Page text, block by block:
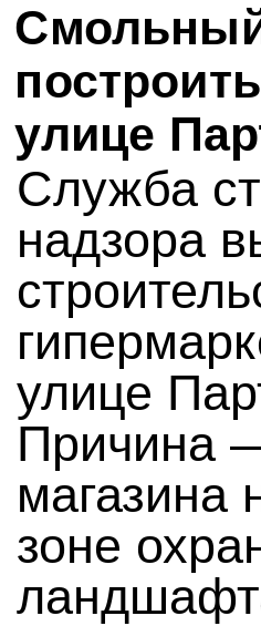
улице
Служба
надзора
улице
Причина
магазина
зоне